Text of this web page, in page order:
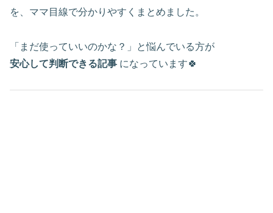
を、ママ目線で分かりやすくまとめました。
「まだ使っていいのかな？」と悩んでいる方が
安心して判断できる記事 になっています🍀